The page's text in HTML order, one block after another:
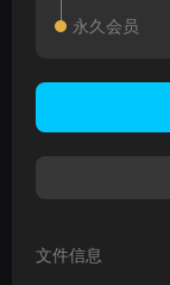
永久会员
文件信息